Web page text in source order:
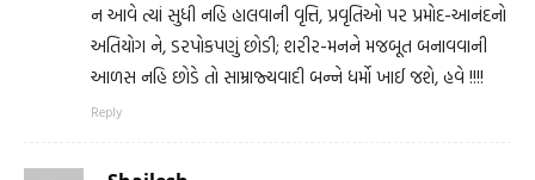
ન આવે ત્યાં સુધી નહિ હાલવાની વૃત્તિ, પ્રવૃતિઓ પર પ્રમોદ-આનંદનો
અતિયોગ ને, ડરપોકપણું છોડી; શરીર-મનને મજબૂત બનાવવાની
આળસ નહિ છોડે તો સામ્રાજ્યવાદી બન્ને ધર્મો ખાઈ જશે, હવે !!!!
Reply